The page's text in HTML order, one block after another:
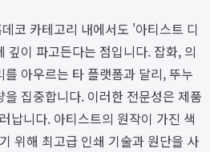
코 카테고리 내에서도 '아티스트 디
깊이 파고든다는 점입니다. 잡화, 의
아우르는 타 플랫폼과 달리, 뚜누
집중합니다. 이러한 전문성은 제품
납니다. 아티스트의 원작이 가진 색
위해 최고급 인쇄 기술과 원단을 사